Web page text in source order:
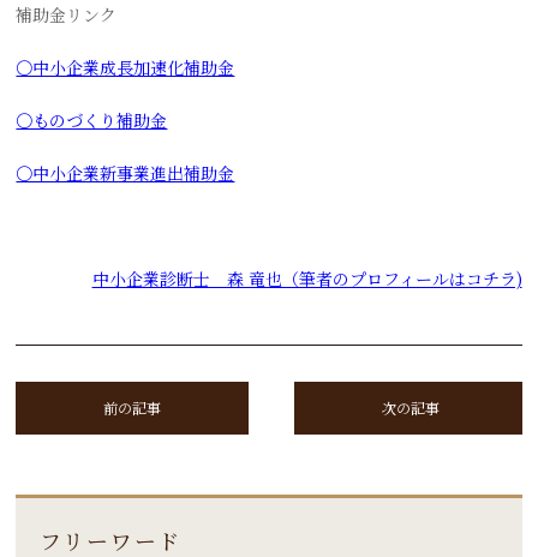
補助金リンク
〇中小企業成長加速化補助金
〇ものづくり補助金
〇中小企業新事業進出補助金
中小企業診断士 森 竜也（筆者のプロフィールはコチラ)
前の記事 次の記事
フリーワード